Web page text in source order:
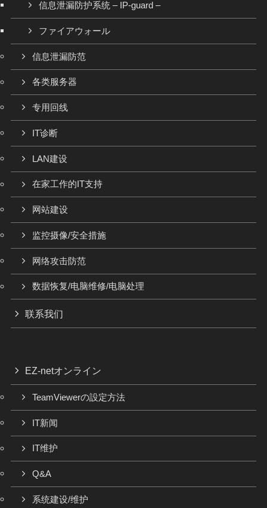
信息泄漏防护系统 – IP-guard –
ファイアウォール
信息泄漏防范
各类服务器
专用回线
IT诊断
LAN建设
在家工作的IT支持
网站建设
监控摄像/安全措施
网络攻击防范
数据恢复/电脑维修/电脑处理
联系我们
EZ-netオンライン
TeamViewerの設定方法
IT新闻
IT维护
Q&A
系统建设/维护